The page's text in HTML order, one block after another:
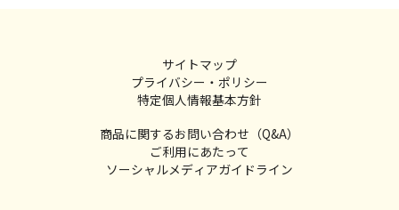
サイトマップ
プライバシー・ポリシー
特定個人情報基本方針
商品に関するお問い合わせ（Q&A）
ご利用にあたって
ソーシャルメディアガイドライン